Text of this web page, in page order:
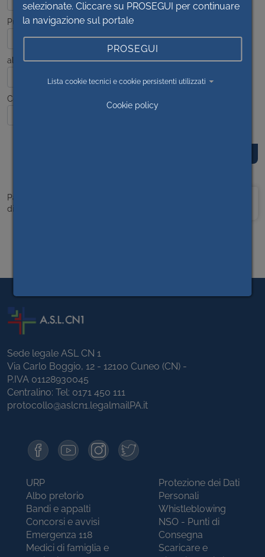
Pubblicato dal
al
Contenuto
Pagina 1
di 1
Sede legale ASL CN 1
Via Carlo Boggio, 12 - 12100 Cuneo (CN) -
P.IVA 01128930045
Centralino: Tel: 0171 450 111
protocollo@aslcn1.legalmailPA.it
URP
Albo pretorio
Bandi e appalti
Concorsi e avvisi
Emergenza 118
Medici di famiglia e
Protezione dei Dati
Personali
Whistleblowing
NSO - Punti di
Consegna
Scaricare e
selezionate. Cliccare su PROSEGUI per continuare
la navigazione sul portale
PROSEGUI
Lista cookie tecnici e cookie persistenti utilizzati
Cookie policy